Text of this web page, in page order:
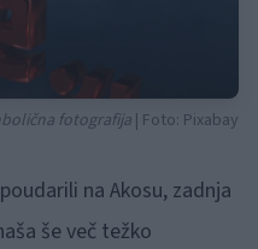
fotografija| Foto: Pixabay
na Akosu, zadnja
še več težko